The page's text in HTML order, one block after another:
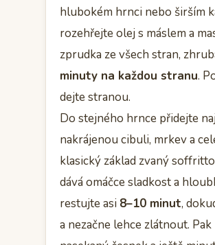
hlubokém hrnci nebo širším
rozehřejte olej s máslem a
zprudka ze všech stran,
minuty na každou stranu.
dejte stranou.
Do stejného hrnce přidejte
nakrájenou cibuli, mrkev a
klasický základ zvaný
dává omáčce sladkost a
restujte asi 8–10 minut,
a nezačne lehce zlátnout.